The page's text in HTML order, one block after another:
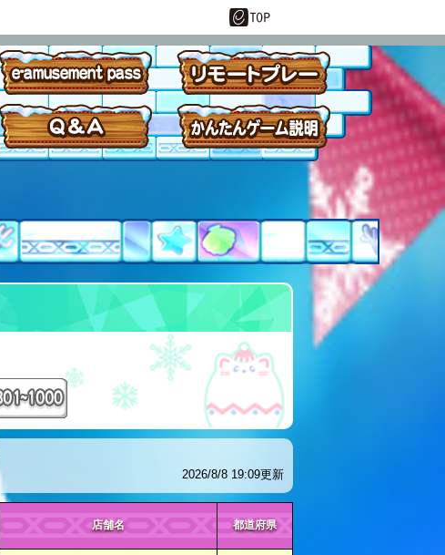
2026/8/8 19:09更新
店舗名 都道府県